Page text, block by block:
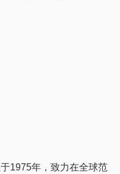
年，致力在全球范